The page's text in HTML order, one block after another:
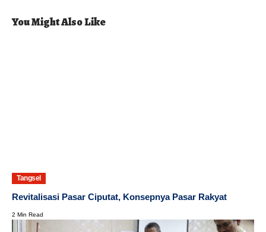
You Might Also Like
Tangsel
Revitalisasi Pasar Ciputat, Konsepnya Pasar Rakyat
2 Min Read